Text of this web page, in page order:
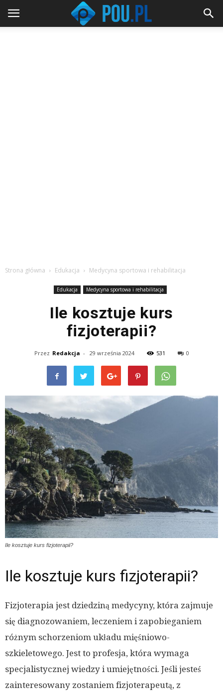
Strona główna Edukacja Medycyna sportowa i rehabilitacja
Edukacja Medycyna sportowa i rehabilitacja
Ile kosztuje kurs
fizjoterapii?
Przez Redakcja - 29 września 2024 531 0
Ile kosztuje kurs fizjoterapii?
Ile kosztuje kurs fizjoterapii?
Fizjoterapia jest dziedziną medycyny, która zajmuje
się diagnozowaniem, leczeniem i zapobieganiem
różnym schorzeniom układu mięśniowo-
szkieletowego. Jest to profesja, która wymaga
specjalistycznej wiedzy i umiejętności. Jeśli jesteś
zainteresowany zostaniem fizjoterapeutą, z